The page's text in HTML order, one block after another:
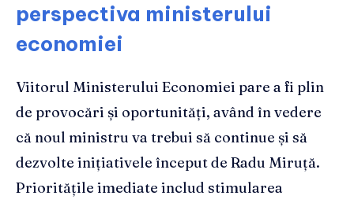
perspectiva ministerului
economiei
Viitorul Ministerului Economiei pare a fi plin
de provocări și oportunități, având în vedere
că noul ministru va trebui să continue și să
dezvolte inițiativele început de Radu Miruță.
Prioritățile imediate includ stimularea